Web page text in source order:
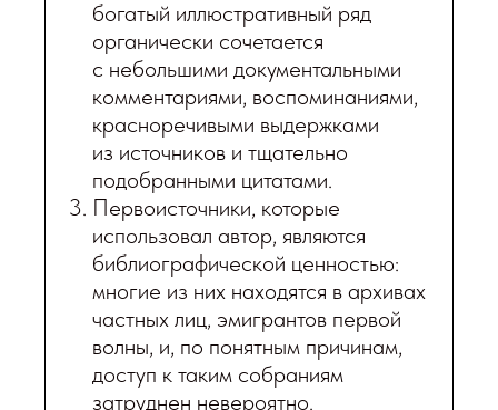
богатый иллюстративный ряд
органически сочетается
с небольшими документальными
комментариями, воспоминаниями,
красноречивыми выдержками
из источников и тщательно
подобранными цитатами.
Первоисточники, которые
использовал автор, являются
библиографической ценностью:
многие из них находятся в архивах
частных лиц, эмигрантов первой
волны, и, по понятным причинам,
доступ к таким собраниям
затруднен невероятно.